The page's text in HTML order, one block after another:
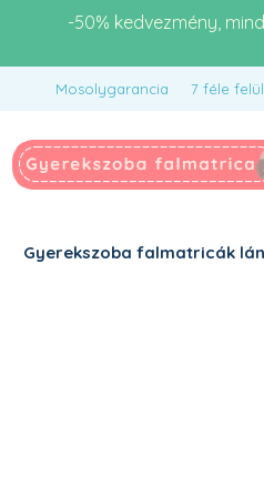
-50% kedvezmény,
Mosolygarancia 7 féle
Gyerekszoba falmatricák